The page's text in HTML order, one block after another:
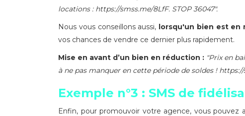
locations : https://smss.me/8LfF. STOP 36047".
Nous vous conseillons aussi, lorsqu'un bien est en
vos chances de vendre ce dernier plus rapidement.
Mise en avant d’un bien en réduction : "Prix en
à ne pas manquer en cette période de soldes ! https://
Exemple n°3 : SMS de
Enfin, pour promouvoir votre agence, vous pouvez